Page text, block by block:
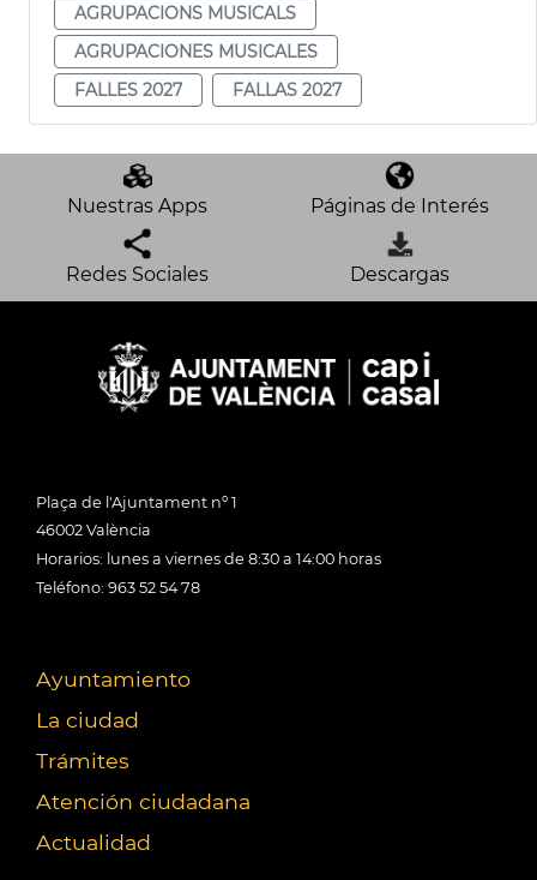
AGRUPACIONS MUSICALS
AGRUPACIONES MUSICALES
FALLES 2027
FALLAS 2027
Nuestras Apps Páginas de Interés
Redes Sociales Descargas
Plaça de l'Ajuntament nº 1
46002 València
Horarios: lunes a viernes de 8:30 a 14:00 horas
Teléfono: 963 52 54 78
Ayuntamiento
La ciudad
Trámites
Atención ciudadana
Actualidad